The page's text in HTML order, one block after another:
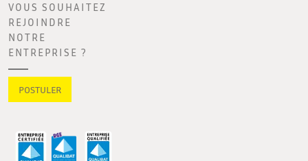
VOUS SOUHAITEZ
REJOINDRE
NOTRE
ENTREPRISE ?
POSTULER